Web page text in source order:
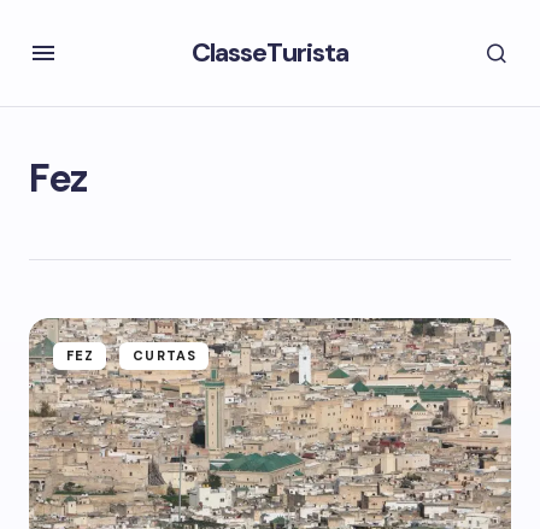
ClasseTurista
Fez
FEZ CURTAS